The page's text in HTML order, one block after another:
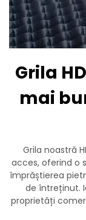
Grila
mai
Grila noastră
acces, oferind o
împrăștierea
de întreținut.
proprietăți